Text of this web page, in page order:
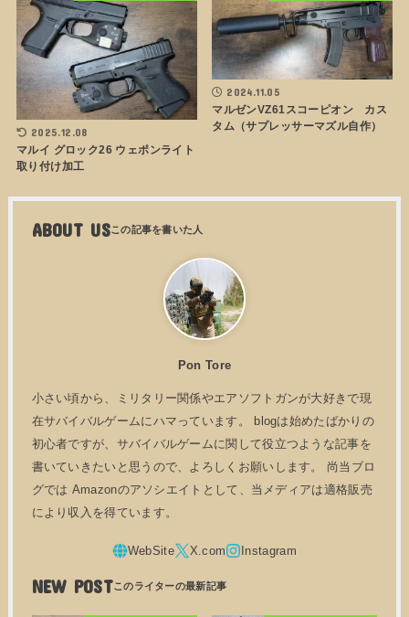
2025.12.08
マルイ グロック26 ウェポンライト
取り付け加工
2024.11.05
マルゼンVZ61スコーピオン カス
タム（サプレッサーマズル自作）
ABOUT US
Pon Tore
小さい頃から、ミリタリー関係やエアソフトガンが大好きで現
在サバイバルゲームにハマっています。 blogは始めたばかりの
初心者ですが、サバイバルゲームに関して役立つような記事を
書いていきたいと思うので、よろしくお願いします。 尚当ブロ
グでは Amazonのアソシエイトとして、当メディアは適格販売
により収入を得ています。
NEW POST